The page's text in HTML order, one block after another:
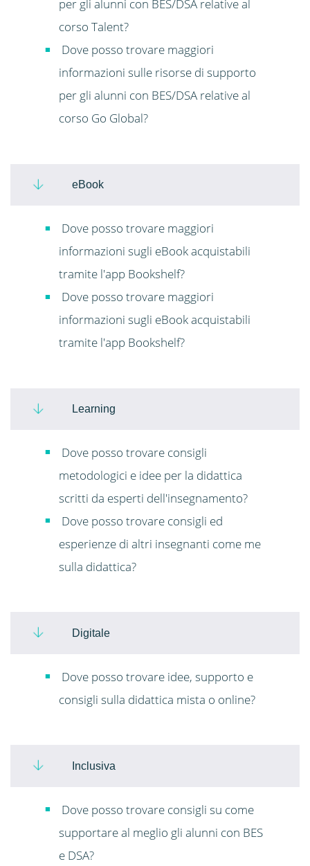
per gli alunni con BES/DSA relative al
corso Talent?
Dove posso trovare maggiori
informazioni sulle risorse di supporto
per gli alunni con BES/DSA relative al
corso Go Global?
eBook
Dove posso trovare maggiori
informazioni sugli eBook acquistabili
tramite l'app Bookshelf?
Dove posso trovare maggiori
informazioni sugli eBook acquistabili
tramite l'app Bookshelf?
Learning
Dove posso trovare consigli
metodologici e idee per la didattica
scritti da esperti dell'insegnamento?
Dove posso trovare consigli ed
esperienze di altri insegnanti come me
sulla didattica?
Digitale
Dove posso trovare idee, supporto e
consigli sulla didattica mista o online?
Inclusiva
Dove posso trovare consigli su come
supportare al meglio gli alunni con BES
e DSA?